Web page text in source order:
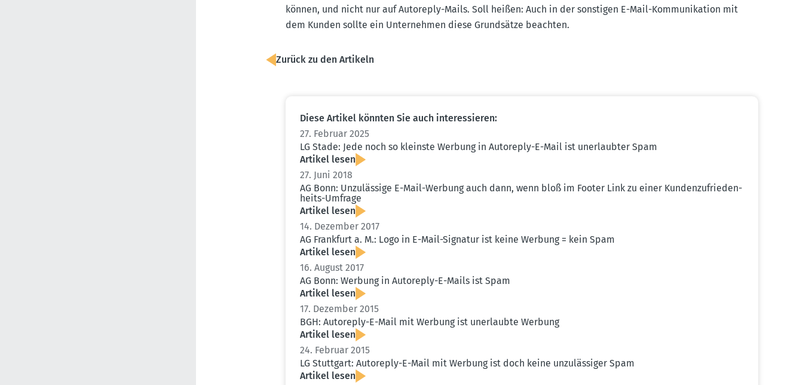
können, und nicht nur auf Autoreply-Mails. Soll heißen: Auch in der sonstigen E-Mail-Kommu­ni­kation mit
dem Kunden sollte ein Unter­nehmen diese Grund­sätze beachten.
Zurück zu den Artikeln
Diese Artikel könnten Sie auch inter­es­sieren:
27. Februar 2025
LG Stade: Jede noch so kleinste Werbung in Autoreply-E-Mail ist unerlaubter Spam
Artikel lesen
27. Juni 2018
AG Bonn: Unzulässige E-Mail-Werbung auch dann, wenn bloß im Footer Link zu einer Kunden­zu­frie­den­
heits-Umfrage
Artikel lesen
14. Dezember 2017
AG Frankfurt a. M.: Logo in E-Mail-Signatur ist keine Werbung = kein Spam
Artikel lesen
16. August 2017
AG Bonn: Werbung in Autoreply-E-Mails ist Spam
Artikel lesen
17. Dezember 2015
BGH: Autoreply-E-Mail mit Werbung ist unerlaubte Werbung
Artikel lesen
24. Februar 2015
LG Stuttgart: Autoreply-E-Mail mit Werbung ist doch keine unzuläs­siger Spam
Artikel lesen